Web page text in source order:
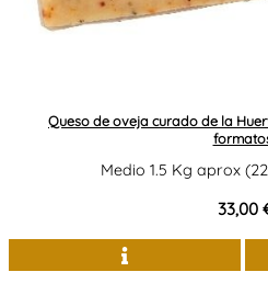
Queso de oveja curado de la
Medio 1.5 Kg aprox
33,00